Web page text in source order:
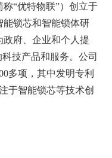
“优特物联”）创立于
能锁芯和智能锁体研
府、企业和个人提
技产品和服务。公司
多项，其中发明专利
于智能锁芯等技术创